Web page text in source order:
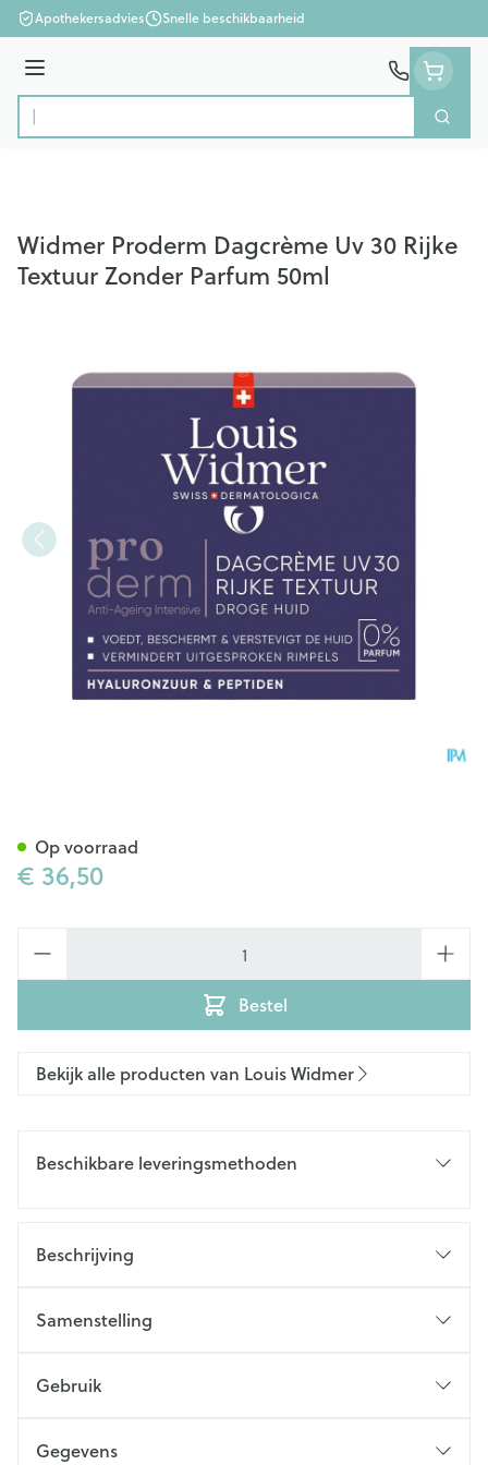
Ga naar de inhoud
Apothekersadvies Snelle beschikbaarheid
Menu
Product, merk, categorie...
Zoek
Widmer Proderm Dagcrème Uv 30 Rijke
Textuur Zonder Parfum 50ml
€ 36,50
Bestel
Op voorraad
Bekijk alle producten van Louis Widmer
Beschikbare leveringsmethoden
Beschrijving
Samenstelling
Gebruik
Gegevens